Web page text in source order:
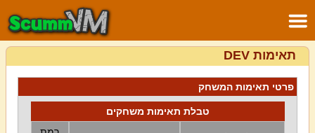
תאימות DEV
פרטי תאימות המשחק
טבלת תאימות משחקים